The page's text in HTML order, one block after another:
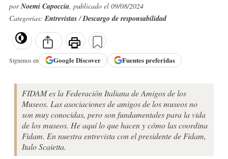
porNoemi Capoccia, publicado el 09/08/2024
Categorías:Entrevistas/Descargo de responsabilidad
Síguenos en GoogleDiscover Fuentes preferidas
FIDAM es la Federación Italiana de Amigos de los
Museos. Las asociaciones de amigos de los museos no
son muy conocidas, pero son fundamentales para la vida
de los museos. He aquí lo que hacen y cómo las coordina
Fidam. En nuestra entrevista con el presidente de Fidam,
Italo Scaietta.